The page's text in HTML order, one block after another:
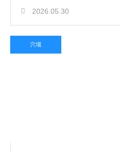
2026.05.30
穴場